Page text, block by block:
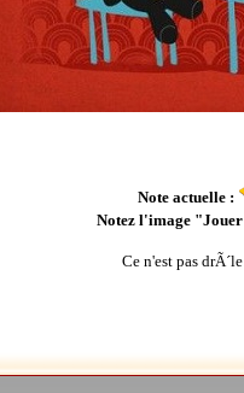
Note actuelle :
Notez l'image
Ce n'est pas